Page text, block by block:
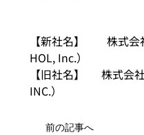
前の記事へ
【新社名】　　株式
HOL, Inc.）
【旧社名】  　株式会
INC.）